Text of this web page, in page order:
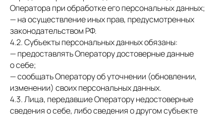
Оператора при обработке его персональных данных;
— на осуществление иных прав, предусмотренных
законодательством РФ.
4.2. Субъекты персональных данных обязаны:
— предоставлять Оператору достоверные данные
о себе;
— сообщать Оператору об уточнении (обновлении,
изменении) своих персональных данных.
4.3. Лица, передавшие Оператору недостоверные
сведения о себе, либо сведения о другом субъекте